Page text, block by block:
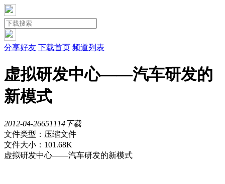
分享好友 下载首页 频道列表
虚拟研发中心——汽车研发的
新模式
2012-04-26651 114下载
文件类型：压缩文件
文件大小：101.68K
虚拟研发中心——汽车研发的新模式